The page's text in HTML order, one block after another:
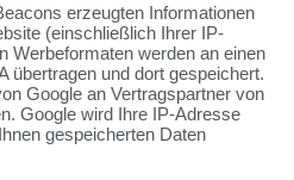
erzeugten Informationen
(einschließlich Ihrer IP-
Werbeformaten werden an einen
übertragen und dort gespeichert.
Google an Vertragspartner von
Google wird Ihre IP-Adresse
gespeicherten Daten